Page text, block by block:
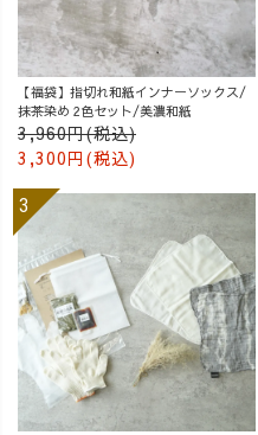
【福袋】指切れ和紙インナーソックス/
抹茶染め 2色セット/美濃和紙
3,960円(税込)
3,300円(税込)